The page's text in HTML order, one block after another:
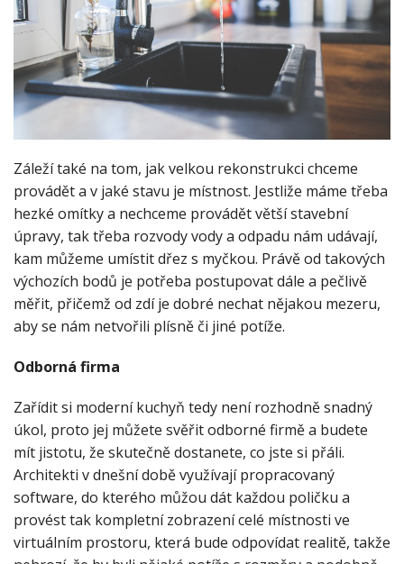
Záleží také na tom, jak velkou rekonstrukci chceme
provádět a v jaké stavu je místnost. Jestliže máme třeba
hezké omítky a nechceme provádět větší stavební
úpravy, tak třeba rozvody vody a odpadu nám udávají,
kam můžeme umístit dřez s myčkou. Právě od takových
výchozích bodů je potřeba postupovat dále a pečlivě
měřit, přičemž od zdí je dobré nechat nějakou mezeru,
aby se nám netvořili plísně či jiné potíže.
Odborná firma
Zařídit si moderní kuchyň tedy není rozhodně snadný
úkol, proto jej můžete svěřit odborné firmě a budete
mít jistotu, že skutečně dostanete, co jste si přáli.
Architekti v dnešní době využívají propracovaný
software, do kterého můžou dát každou poličku a
provést tak kompletní zobrazení celé místnosti ve
virtuálním prostoru, která bude odpovídat realitě, takže